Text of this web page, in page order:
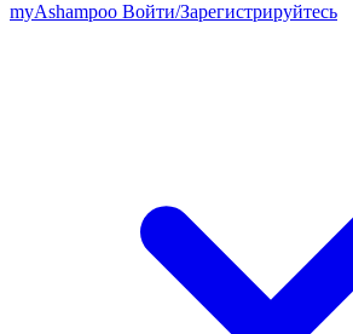
myAshampoo Войти/Зарегистрируйтесь